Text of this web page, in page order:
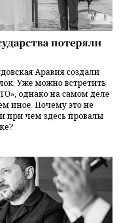
потеряли
Аравия создали
Уже можно встретить
однако на самом деле
иное. Почему это не
при чем здесь провалы